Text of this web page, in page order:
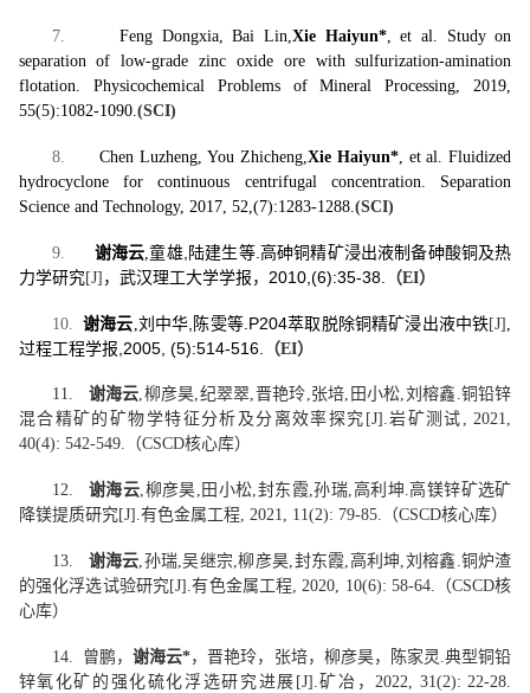
7. Feng Dongxia, Bai Lin, Xie Haiyun*, et al. Study on
separation of low-grade zinc oxide ore with sulfurization-amination
flotation. Physicochemical Problems of Mineral Processing, 2019,
55(5):1082-1090. (SCI)
8. Chen Luzheng, You Zhicheng, Xie Haiyun*, et al. Fluidized
hydrocyclone for continuous centrifugal concentration. Separation
Science and Technology, 2017, 52,(7):1283-1288. (SCI)
9. 谢海云 ,童雄, 陆建生等. 高砷铜精矿浸出液制备砷酸铜及热
力学研究[J] ，武汉理工大学学报， 2010,(6):35-38. （EI）
10. 谢海云 刘中华 陈雯等 .P204萃取脱除铜精矿浸出液中铁[J]
过程工程学报 ,2005, (5):514-516. （EI）
11. 谢海云,柳彦昊,纪翠翠,晋艳玲,张培, 田小松,刘榕鑫 .铜铅锌
混合精矿的矿物学特征分析及分离效率探究 [J].岩矿测试 , 2021,
40(4): 542-549. （CSCD核心库）
12. 谢海云,柳彦昊, 田小松,封东霞,孙瑞, 高利坤.高镁锌矿选矿
降镁提质研究[J].有色金属工程, 2021, 11(2): 79-85. （CSCD核心库）
13. 谢海云,孙瑞,吴继宗,柳彦昊,封东霞, 高利坤,刘榕鑫 .铜炉渣
的强化浮选试验研究[J].有色金属工程, 2020, 10(6): 58-64. （CSCD核
心库）
14. 曾鹏， 谢海云*，晋艳玲，张培，柳彦昊，陈家灵 .典型铜铅
锌氧化矿的强化硫化浮选研究进展 [J].矿冶，2022, 31(2): 22-28.